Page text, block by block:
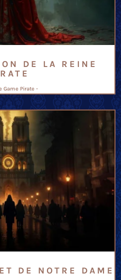
DE LA REINE
Game Pirate -
DE NOTRE DAME